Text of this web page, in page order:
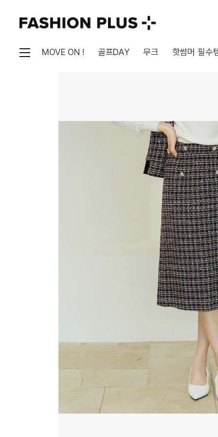
MOVE ON ! 골프DAY 무크 핫썸머 필수